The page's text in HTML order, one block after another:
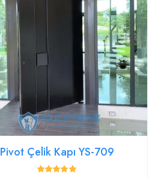
Pivot Çelik Kapı YS-709